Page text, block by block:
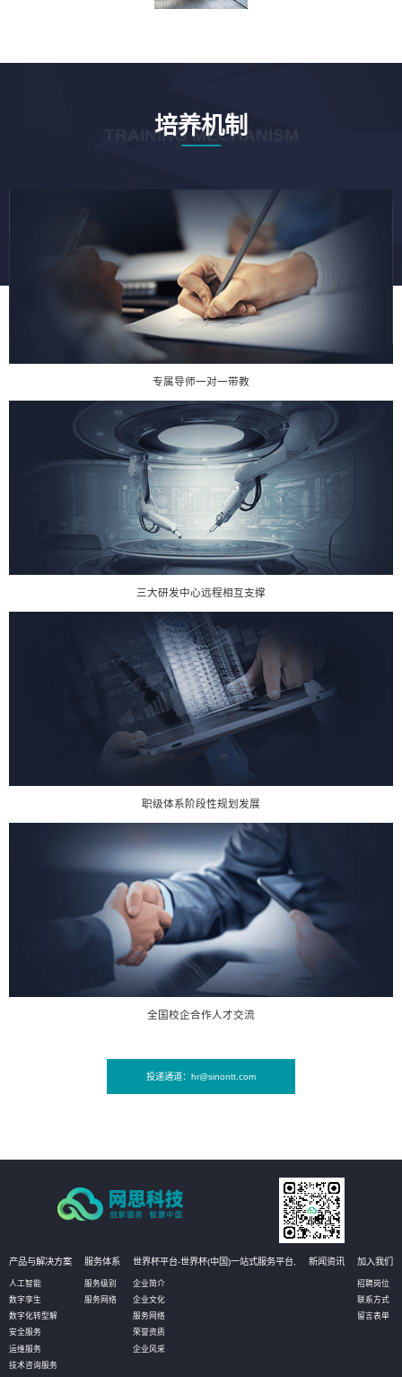
培养机制
TRAINING MECHANISM
专属导师一对一带教
三大研发中心远程相互支撑
职级体系阶段性规划发展
全国校企合作人才交流
投递通道：hr@sinontt.com
产品与解决方案
人工智能
数字孪生
数字化转型解
安全服务
运维服务
技术咨询服务
服务体系
服务级别
服务网络
世界杯平台-世界杯(中国)一站式服务平台,
企业简介
企业文化
服务网络
荣誉资质
企业风采
新闻资讯 加入我们
招聘岗位
联系方式
留言表单